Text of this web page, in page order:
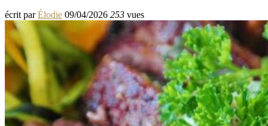
écrit parÉlodie 09/04/2026 253 vues